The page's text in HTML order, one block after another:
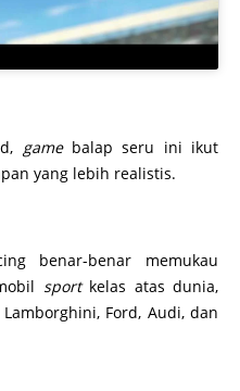
gamebalap seru ini ikut
yang lebih realistis.
benar-benar memukau
sportkelas atas dunia,
Ford, Audi, dan